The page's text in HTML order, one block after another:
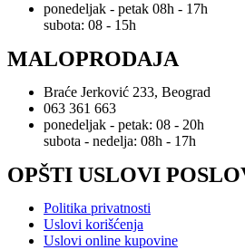
ponedeljak - petak 08h - 17h
subota: 08 - 15h
MALOPRODAJA
Braće Jerković 233, Beograd
063 361 663
ponedeljak - petak: 08 - 20h
subota - nedelja: 08h - 17h
OPŠTI USLOVI
Politika privatnosti
Uslovi korišćenja
Uslovi online kupovine